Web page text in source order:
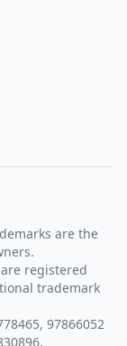
are the
registered
trademark
97866052